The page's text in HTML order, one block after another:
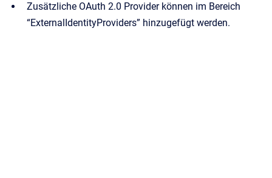
Zusätzliche OAuth 2.0 Provider können im Bereich
“ExternalIdentityProviders” hinzugefügt werden.